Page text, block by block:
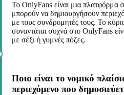
Το OnlyFans είναι μια πλατφόρμα
μπορούν να δημιουργήσουν
με τους συνδρομητές τους. Το
συναντάται συχνά στο OnlyFans
με σέξι ή γυμνές πόζες.
Ποιο είναι το νομικό
περιεχόμενο που